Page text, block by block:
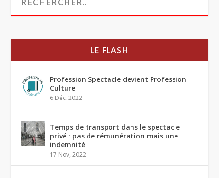
LE FLASH
Profession Spectacle devient Profession
Culture
6 Déc, 2022
Temps de transport dans le spectacle
privé : pas de rémunération mais une
indemnité
17 Nov, 2022